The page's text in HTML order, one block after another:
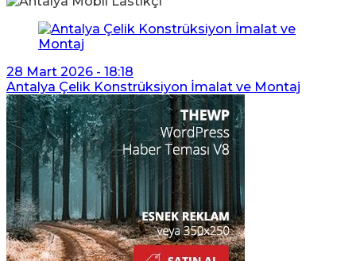
28 Mart 2026 - 18:18
Antalya Çelik Konstrüksiyon İmalat ve Montaj